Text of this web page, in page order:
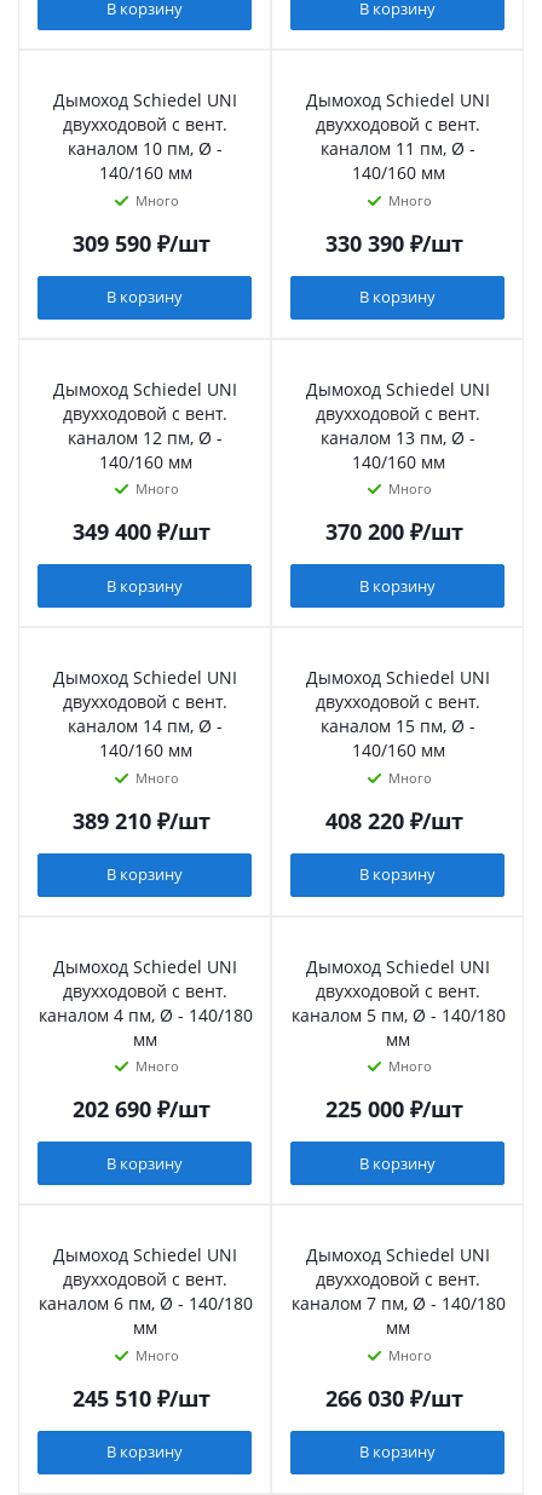
В корзину В корзину
Дымоход Schiedel UNI
двухходовой с вент.
каналом 10 пм, Ø -
140/160 мм
Много
309 590₽/шт
В корзину
Дымоход Schiedel UNI
двухходовой с вент.
каналом 11 пм, Ø -
140/160 мм
Много
330 390₽/шт
В корзину
Дымоход Schiedel UNI
двухходовой с вент.
каналом 12 пм, Ø -
140/160 мм
Много
349 400₽/шт
В корзину
Дымоход Schiedel UNI
двухходовой с вент.
каналом 13 пм, Ø -
140/160 мм
Много
370 200₽/шт
В корзину
Дымоход Schiedel UNI
двухходовой с вент.
каналом 14 пм, Ø -
140/160 мм
Много
389 210₽/шт
В корзину
Дымоход Schiedel UNI
двухходовой с вент.
каналом 15 пм, Ø -
140/160 мм
Много
408 220₽/шт
В корзину
Дымоход Schiedel UNI
двухходовой с вент.
каналом 4 пм, Ø - 140/180
мм
Много
202 690₽/шт
В корзину
Дымоход Schiedel UNI
двухходовой с вент.
каналом 5 пм, Ø - 140/180
мм
Много
225 000₽/шт
В корзину
Дымоход Schiedel UNI
двухходовой с вент.
каналом 6 пм, Ø - 140/180
мм
Много
245 510₽/шт
В корзину
Дымоход Schiedel UNI
двухходовой с вент.
каналом 7 пм, Ø - 140/180
мм
Много
266 030₽/шт
В корзину